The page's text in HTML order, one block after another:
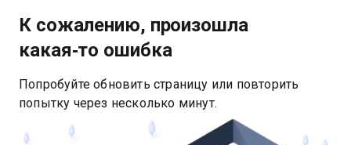
К сожалению, произошла
какая‑то ошибка
Попробуйте обновить страницу или повторить
попытку через несколько минут.